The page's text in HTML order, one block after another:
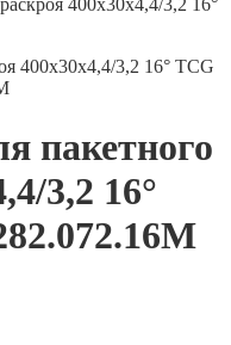
400x30x4,4/3,2 16°
400x30x4,4/3,2 16° TCG
пакетного
3,2 16°